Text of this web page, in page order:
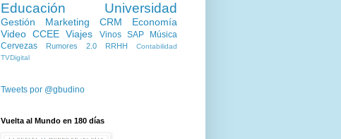
Educación
Universidad
Gestión Marketing CRM
Economía
Video CCEE Viajes Vinos SAP
Música
Cervezas
Rumores 2.0 RRHH
Contabilidad
TVDigital
Tweets por @gbudino
Vuelta al Mundo en 180 días